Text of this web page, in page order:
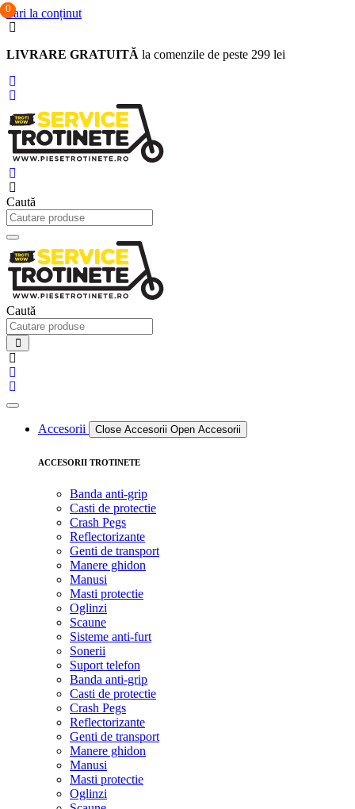
Sari la conținut
LIVRARE GRATUITĂ la comenzile de peste 299 lei
0
Caută
Caută
0
0
Accesorii Close Accesorii Open Accesorii
ACCESORII TROTINETE
Banda anti-grip
Casti de protectie
Crash Pegs
Reflectorizante
Genti de transport
Manere ghidon
Manusi
Masti protectie
Oglinzi
Scaune
Sisteme anti-furt
Sonerii
Suport telefon
Banda anti-grip
Casti de protectie
Crash Pegs
Reflectorizante
Genti de transport
Manere ghidon
Manusi
Masti protectie
Oglinzi